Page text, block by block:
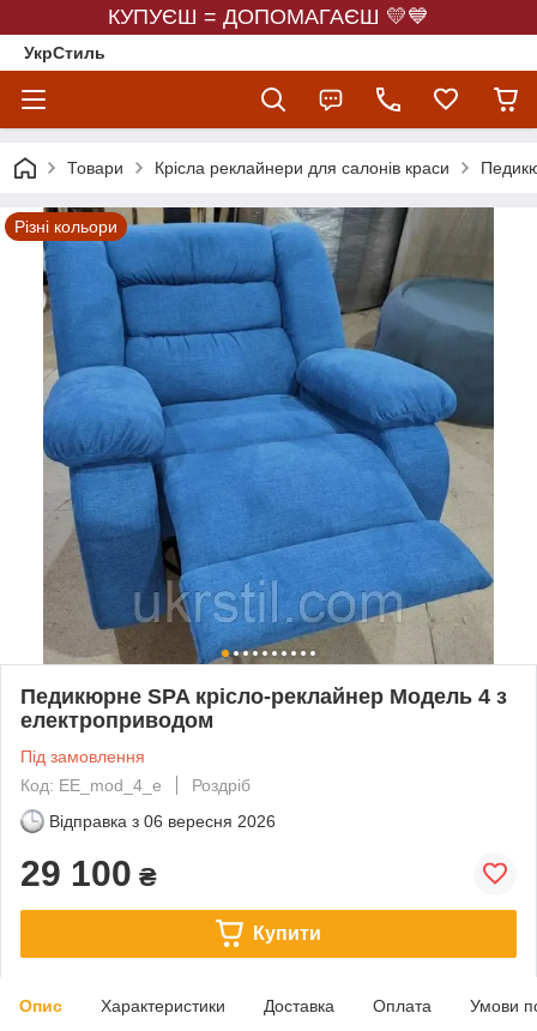
КУПУЄШ = ДОПОМАГАЄШ 💛💙
УкрСтиль
Товари Крісла реклайнери для салонів краси
Різні кольори
Педикюрне SPA крісло-реклайнер Модель 4 з
електроприводом
Під замовлення
Код: EE_mod_4_e
Роздріб
Відправка з 06 вересня 2026
29 100 ₴
Купити
Опис Характеристики Доставка Оплата Умови